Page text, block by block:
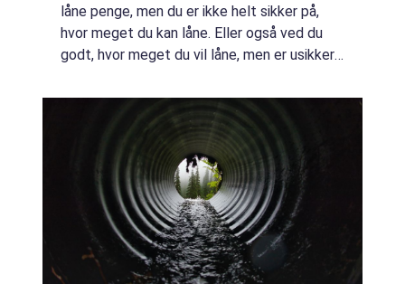
låne penge, men du er ikke helt sikker på,
hvor meget du kan låne. Eller også ved du
godt, hvor meget du vil låne, men er usikker
artikel tager vi et kig på, hvordan dit...